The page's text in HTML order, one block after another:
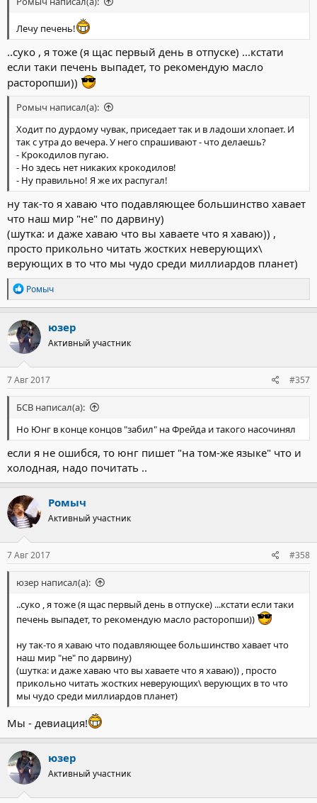
цивилизации близок),а жопа в том что... вас миллиарды, а
нас(кто хавает и контролирует ситуацию) тысячи ... ну может
сотни тысяч,щас мир зашатается, и начнется жесть,
и вы все неготовы здыхать с голоду, если взорвется
йеллоустоун, ну или метеорит и нам паника не нужна.
Лечу печень!
..суко , я тоже (я щас первый день в отпуске) ...кстати
если таки печень выпадет, то рекомендую масло
расторопши))
Ромыч написал(а):
Ходит по дурдому чувак, приседает так и в ладоши хлопает. И
так с утра до вечера. У него спрашивают - что делаешь?
- Крокодилов пугаю.
- Но здесь нет никаких крокодилов!
- Ну правильно! Я же их распугал!
ну так-то я хаваю что подавляющее большинство хавает
что наш мир "не" по дарвину)
(шутка: и даже хаваю что вы хаваете что я хаваю)) ,
просто прикольно читать жостких неверующих\
верующих в то что мы чудо среди миллиардов планет)
Р
е
а
к
ц
и
и
:
Ромыч
юзер
Активный участник
7 Авг 2017 #357
БСВ написал(а):
Но Юнг в конце концов "забил" на Фрейда и такого насочинял
если я не ошибся, то юнг пишет "на том-же языке" что и
холодная, надо почитать ..
Ромыч
Активный участник
7 Авг 2017 #358
юзер написал(а):
..суко , я тоже (я щас первый день в отпуске) ...кстати если таки
печень выпадет, то рекомендую масло расторопши))
ну так-то я хаваю что подавляющее большинство хавает что
наш мир "не" по дарвину)
(шутка: и даже хаваю что вы хаваете что я хаваю)) , просто
прикольно читать жостких неверующих\ верующих в то что
мы чудо среди миллиардов планет)
Мы - девиация!
юзер
Активный участник